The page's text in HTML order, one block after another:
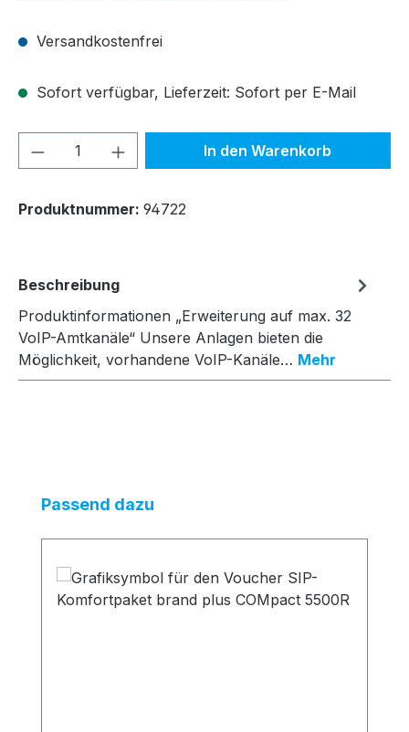
Versandkostenfrei
Sofort verfügbar, Lieferzeit: Sofort per E-Mail
Produkt Anzahl: Gib denIn den Warenkorb
Produktnummer: 94722
Beschreibung
Produktinformationen „Erweiterung auf max. 32
VoIP-Amtkanäle“ Unsere Anlagen bieten die
Möglichkeit, vorhandene VoIP-Kanäle… Mehr
Produktgalerie überspringen
Passend dazu